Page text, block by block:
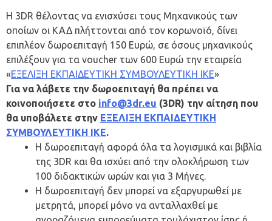
Η 3DR θέλοντας να ενισχύσει τους Μηχανικούς των
οποίων οι ΚΑΔ πλήττονται από τον κορωνοϊό, δίνει
επιπλέον δωροεπιταγή 150 Ευρώ, σε όσους μηχανικούς
επιλέξουν για τα voucher των 600 Ευρώ την εταιρεία
«ΕΞΕΛΙΞΗ ΕΚΠΑΙΔΕΥΤΙΚΗ ΣΥΜΒΟΥΛΕΥΤΙΚΗ ΙΚΕ»
Για να λάβετε την δωροεπιταγή θα πρέπει να
κοινοποιήσετε στο info@3dr.eu (3DR) την αίτηση που
θα υποβάλετε στην ΕΞΕΛΙΞΗ ΕΚΠΑΙΔΕΥΤΙΚΗ
ΣΥΜΒΟΥΛΕΥΤΙΚΗ ΙΚΕ.
Η δωροεπιταγή αφορά όλα τα λογισμικά και βιβλία
της 3DR και θα ισχύει από την ολοκλήρωση των
100 διδακτικών ωρών και για 3 Μήνες.
Η δωροεπιταγή δεν μπορεί να εξαργυρωθεί με
μετρητά, μπορεί μόνο να ανταλλαχθεί με